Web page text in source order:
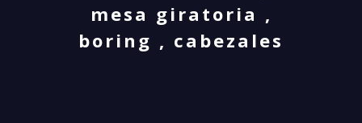
mesa giratoria ,
boring , cabezales